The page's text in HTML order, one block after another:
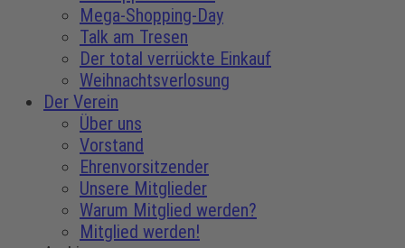
Mega-Shopping-Day
Talk am Tresen
Der total verrückte Einkauf
Weihnachtsverlosung
Der Verein
Über uns
Vorstand
Ehrenvorsitzender
Unsere Mitglieder
Warum Mitglied werden?
Mitglied werden!